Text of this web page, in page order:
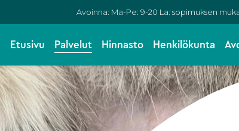
Avoinna: Ma-Pe: 9-20 La: sopimuksen
Etusivu Palvelut Hinnasto Henkilökunta